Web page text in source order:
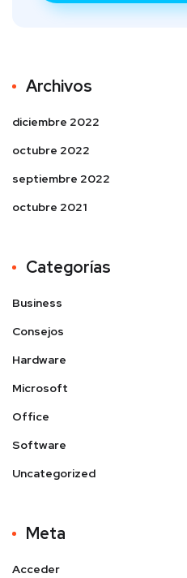
Archivos
diciembre 2022
octubre 2022
septiembre 2022
octubre 2021
Categorías
Business
Consejos
Hardware
Microsoft
Office
Software
Uncategorized
Meta
Acceder